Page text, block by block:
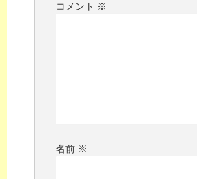
コメント ※
名前 ※